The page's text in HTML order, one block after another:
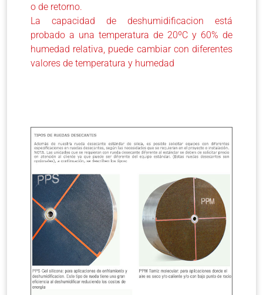
o de retorno.
La capacidad de deshumidificacion está
probado a una temperatura de 20ºC y 60% de
humedad relativa, puede cambiar con diferentes
valores de temperatura y humedad